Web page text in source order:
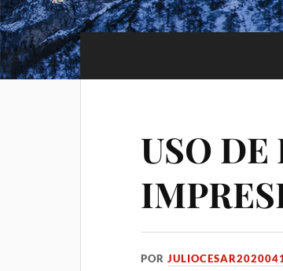
USO
POR